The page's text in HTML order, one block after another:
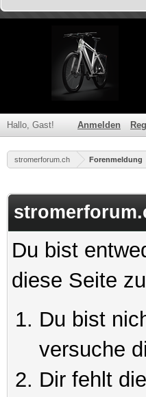
Hallo, Gast! Anmelden
stromerforum.ch Forenmeldung
Du bist
diese Seite
Du bist
versuche
Dir fehlt